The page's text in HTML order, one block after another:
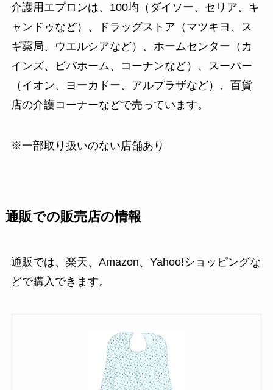
介護用エプロンは、100均（ダイソー、セリア、キ
ャンドゥなど）、ドラッグストア（マツキヨ、ス
ギ薬局、ウエルシアなど）、ホームセンター（カ
インズ、ビバホーム、コーナンなど）、スーパー
（イオン、ヨーカドー、アルプラザなど）、百貨
店の介護コーナーなどで売っています。
※一部取り扱いのない店舗あり
通販での販売店の情報
通販では、楽天、Amazon、Yahoo!ショッピングな
どで購入できます。